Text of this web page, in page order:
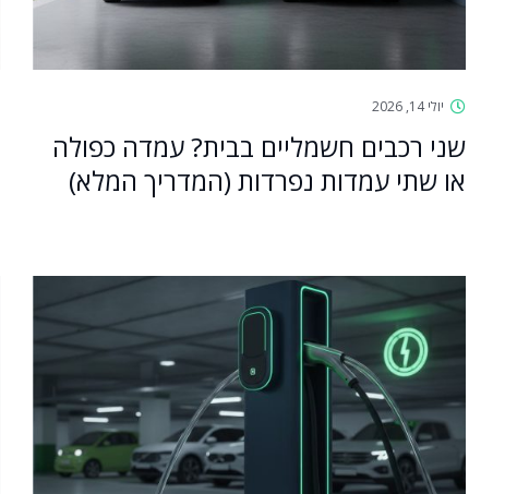
יולי 14, 2026
שני רכבים חשמליים בבית? עמדה כפולה
או שתי עמדות נפרדות (המדריך המלא)